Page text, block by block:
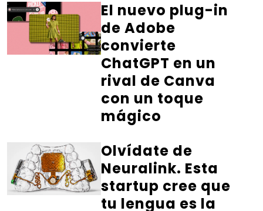
El nuevo plug-in
de Adobe
convierte
ChatGPT en un
rival de Canva
con un toque
mágico
Olvídate de
Neuralink. Esta
startup cree que
tu lengua es la